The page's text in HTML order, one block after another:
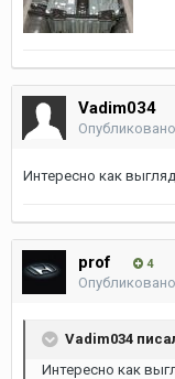
Vadim034
Интересно как
prof 4
Vadim034
Интересно как